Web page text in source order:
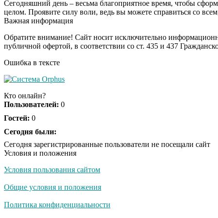
Сегодняшний день – весьма благоприятное время, чтобы
целом. Проявите силу воли, ведь вы можете справиться со
Важная информация
Обратите внимание! Сайт носит исключительно
публичной офертой, в соответствии со ст. 435 и 437
Ошибка в тексте
Кто онлайн?
Пользователей: 0
Гостей: 0
Сегодня были:
Сегодня зарегистрированные пользователи не посещали сайт
Условия и положения
Условия пользования сайтом
Общие условия и положения
Политика конфиденциальности